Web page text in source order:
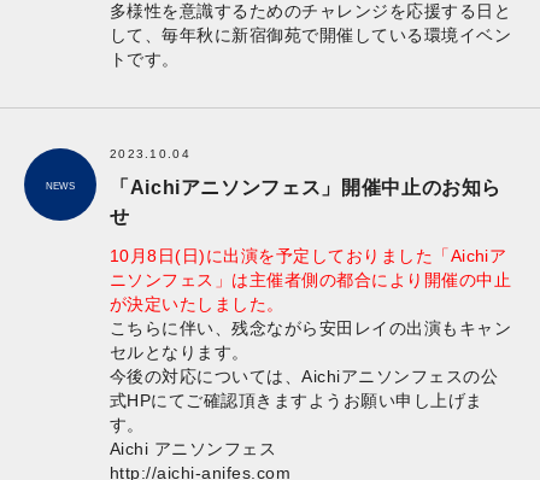
多様性を意識するためのチャレンジを応援する日と
して、毎年秋に新宿御苑で開催している環境イベン
トです。
NEWS
2023.10.04
「Aichiアニソンフェス」開催中止のお知ら
せ
10月8日(日)に出演を予定しておりました「Aichiア
ニソンフェス」は主催者側の都合により開催の中止
が決定いたしました。
こちらに伴い、残念ながら安田レイの出演もキャン
セルとなります。
今後の対応については、Aichiアニソンフェスの公
式HPにてご確認頂きますようお願い申し上げま
す。
Aichi アニソンフェス
http://aichi-anifes.com